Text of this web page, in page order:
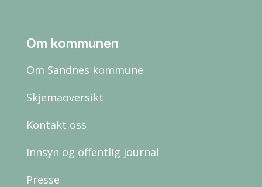
Om kommunen
Om Sandnes kommune
Skjemaoversikt
Kontakt oss
Innsyn og offentlig journal
Presse